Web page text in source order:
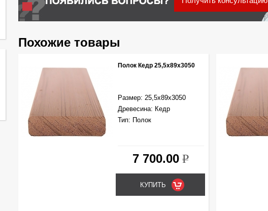
Похожие товары
Полок Кедр 25,5х89х3050
Размер: 25,5х89х3050
Древесина: Кедр
Тип: Полок
7 700.00 k